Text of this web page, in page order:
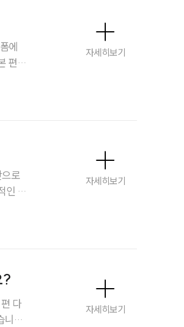
성원 소개
법률 블로그
률상담예약
에
편집
자세히보기
로
인 장
자세히보기
?
다
다.
자세히보기